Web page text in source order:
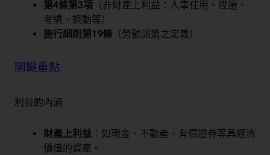
第4條第3項 （非財產上利益：人事任用、陞遷、
考績、調動等）
施行細則第19條 （勞動派遣之定義）
關鍵重點
利益的內涵
財產上利益 ：如現金、不動產、有價證券等具經濟
價值的資產。